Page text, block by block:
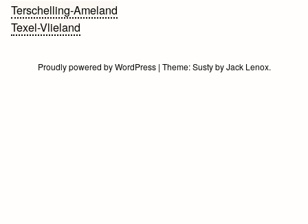
Bericht
navigatie
Terschelling-Ameland
Texel-Vlieland
Proudly powered by WordPress | Theme:SustybyJack Lenox.